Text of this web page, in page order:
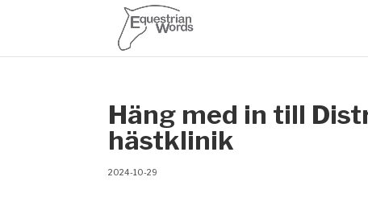
Häng med in till
hästklinik
2024-10-29